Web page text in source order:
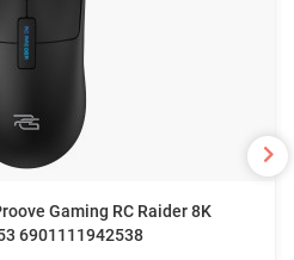
Gaming RC Raider 8K
6901111942538